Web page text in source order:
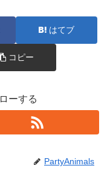
はてブ
コピー
ーする
PartyAnimals